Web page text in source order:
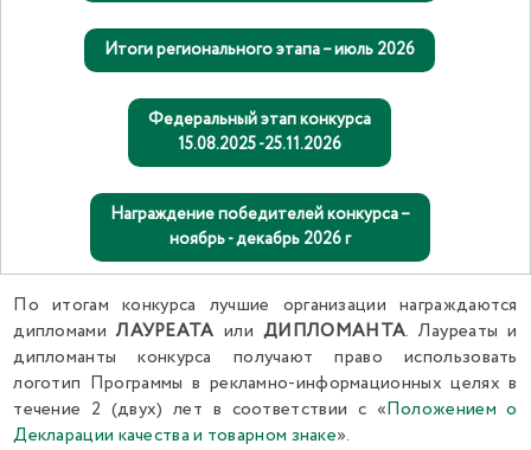
Итоги регионального этапа – июль 2026
Федеральный этап конкурса
15.08.2025 -25.11.2026
Награждение победителей конкурса –
ноябрь - декабрь 2026 г
По итогам конкурса лучшие организации награждаются
дипломамиЛАУРЕАТА илиДИПЛОМАНТА. Лауреаты и
дипломанты конкурса получают право использовать
логотип Программы в рекламно-информационных целях в
течение 2 (двух) лет в соответствии с «Положением о
Декларации качества и товарном знаке».